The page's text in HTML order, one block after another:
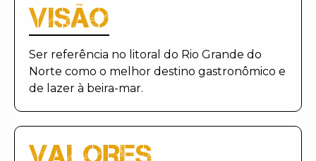
VISÃO
Ser referência no litoral do Rio Grande do
Norte como o melhor destino gastronômico e
de lazer à beira-mar.
VALORES